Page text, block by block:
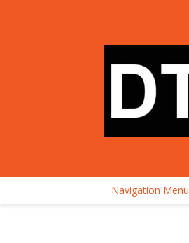
Navigation Menu